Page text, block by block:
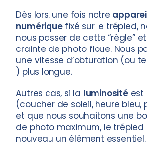
Dès lors, une fois notre
numériquefixé sur le trépied,
nous passer de cette “règle”
crainte de photo floue. Nous
une vitesse d’obturation (ou
) plus longue.
Autres cas, si la luminositéest
(coucher de soleil, heure bleu,
et que nous souhaitons une
de photo maximum, le trépied
nouveau un élément essentiel.